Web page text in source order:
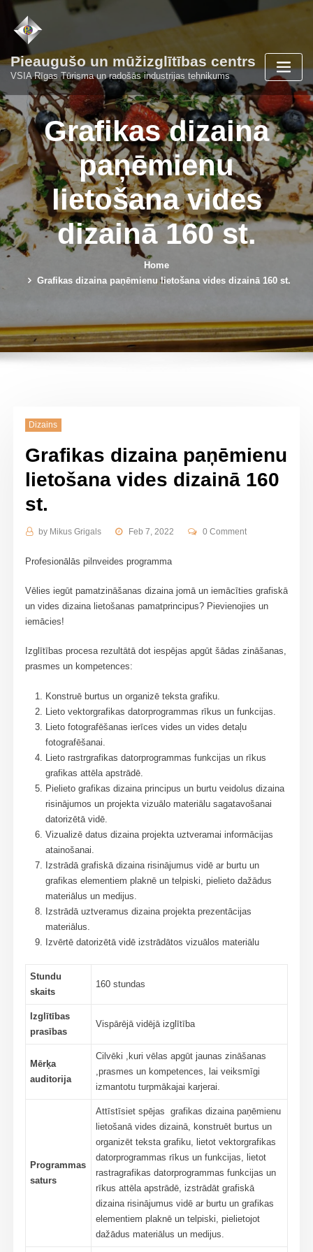
Skip
content
Pieaugušo un mūžizglītības centrs
VSIA Rīgas Tūrisma un radošās industrijas tehnikums
Grafikas dizaina
paņēmienu
lietošana vides
dizainā 160 st.
Home
Grafikas dizaina paņēmienu lietošana vides dizainā 160 st.
Dizains
Grafikas dizaina paņēmienu
lietošana vides dizainā 160
st.
by Mikus Grigals Feb 7, 2022 0 Comment
Profesionālās pilnveides programma
Vēlies iegūt pamatzināšanas dizaina jomā un iemācīties grafiskā
un vides dizaina lietošanas pamatprincipus? Pievienojies un
iemācies!
Izglītības procesa rezultātā dot iespējas apgūt šādas zināšanas,
prasmes un kompetences:
Konstruē burtus un organizē teksta grafiku.
Lieto vektorgrafikas datorprogrammas rīkus un funkcijas.
Lieto fotografēšanas ierīces vides un vides detaļu
fotografēšanai.
Lieto rastrgrafikas datorprogrammas funkcijas un rīkus
grafikas attēla apstrādē.
Pielieto grafikas dizaina principus un burtu veidolus dizaina
risinājumos un projekta vizuālo materiālu sagatavošanai
datorizētā vidē.
Vizualizē datus dizaina projekta uztveramai informācijas
atainošanai.
Izstrādā grafiskā dizaina risinājumus vidē ar burtu un
grafikas elementiem plaknē un telpiski, pielieto dažādus
materiālus un medijus.
Izstrādā uztveramus dizaina projekta prezentācijas
materiālus.
Izvērtē datorizētā vidē izstrādātos vizuālos materiālu
Stundu
skaits
160 stundas
Izglītības
prasības
Vispārējā vidējā izglītība
Mērķa
auditorija
Cilvēki ,kuri vēlas apgūt jaunas zināšanas
,prasmes un kompetences, lai veiksmīgi
izmantotu turpmākajai karjerai.
Programmas
saturs
Attīstīsiet spējas grafikas dizaina paņēmienu
lietošanā vides dizainā, konstruēt burtus un
organizēt teksta grafiku, lietot vektorgrafikas
datorprogrammas rīkus un funkcijas, lietot
rastragrafikas datorprogrammas funkcijas un
rīkus attēla apstrādē, izstrādāt grafiskā
dizaina risinājumus vidē ar burtu un grafikas
elementiem plaknē un telpiski, pielietojot
dažādus materiālus un medijus.